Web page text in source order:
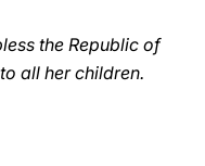
the Republic of
all her children.